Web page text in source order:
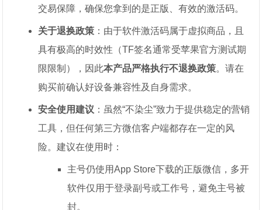
交易保障，确保您拿到的是正版、有效的激活码。
关于退换政策 ：由于软件激活码属于虚拟商品，且
具有极高的时效性（TF签名通常受苹果官方测试期
限限制），因此本产品严格执行不退换政策。请在
购买前确认好设备兼容性及自身需求。
安全使用建议 ：虽然“不染尘”致力于提供稳定的营销
工具，但任何第三方微信客户端都存在一定的风
险。建议在使用时：
主号仍使用App Store下载的正版微信，多开
软件仅用于登录副号或工作号，避免主号被
封。